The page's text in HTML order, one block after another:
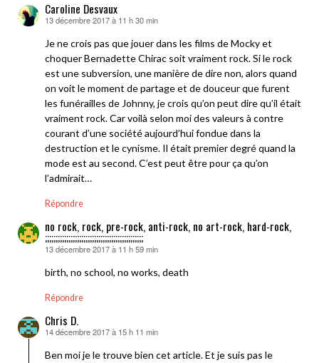
Caroline Desvaux
dit :
13 décembre 2017 à 11 h 30 min
Je ne crois pas que jouer dans les films de Mocky et
choquer Bernadette Chirac soit vraiment rock. Si le rock
est une subversion, une manière de dire non, alors quand
on voit le moment de partage et de douceur que furent
les funérailles de Johnny, je crois qu’on peut dire qu’il était
vraiment rock. Car voilà selon moi des valeurs à contre
courant d’une société aujourd’hui fondue dans la
destruction et le cynisme. Il était premier degré quand la
mode est au second. C’est peut être pour ça qu’on
l’admirait…
Répondre
no rock, rock, pre-rock, anti-rock, no art-rock, hard-rock,
;;;;;;;;;;;;;;;;;;;;;;;;;;;;;;;;;;;;;;;;;;;;;;
dit :
13 décembre 2017 à 11 h 59 min
birth, no school, no works, death
Répondre
Chris D.
dit :
14 décembre 2017 à 15 h 11 min
Ben moi je le trouve bien cet article. Et je suis pas le